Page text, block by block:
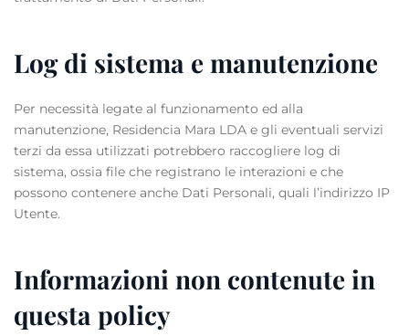
Log di sistema e manutenzione
Per necessità legate al funzionamento ed alla
manutenzione, Residencia Mara LDA e gli eventuali servizi
terzi da essa utilizzati potrebbero raccogliere log di
sistema, ossia file che registrano le interazioni e che
possono contenere anche Dati Personali, quali l’indirizzo IP
Utente.
Informazioni non contenute in
questa policy